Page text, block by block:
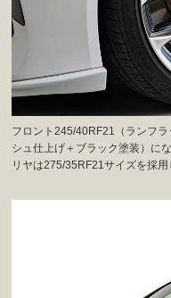
フロント245/40RF21（ランフ
シュ仕上げ＋ブラック塗装）にな
リヤは275/35RF21サイズを採用